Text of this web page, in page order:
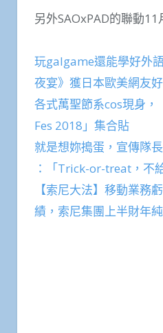
另外SAOxPAD的聯動
玩galgame還能學好外
夜宴》獲日本歐美網友
各式萬聖節系cos現身
Fes 2018」集合貼
就是想妳搗蛋，宣傳隊
：「Trick-or-treat，不
【索尼大法】移動業務
績，索尼集團上半財年